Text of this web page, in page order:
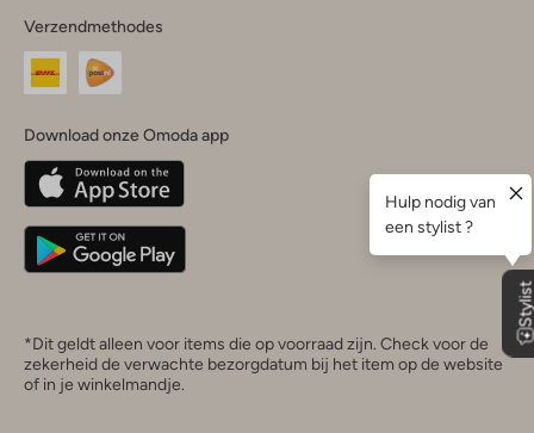
je
land
Nederland
Belgique(Français)
Deutschland
Verzendmethodes
Download onze Omoda app
*Dit geldt alleen voor items die op voorraad zijn. Check voor de
zekerheid de verwachte bezorgdatum bij het item op de website
of in je winkelmandje.